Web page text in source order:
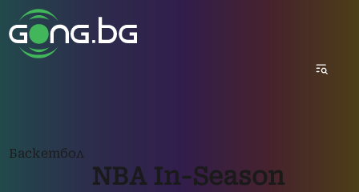
Баскетбол
NBA In-Season